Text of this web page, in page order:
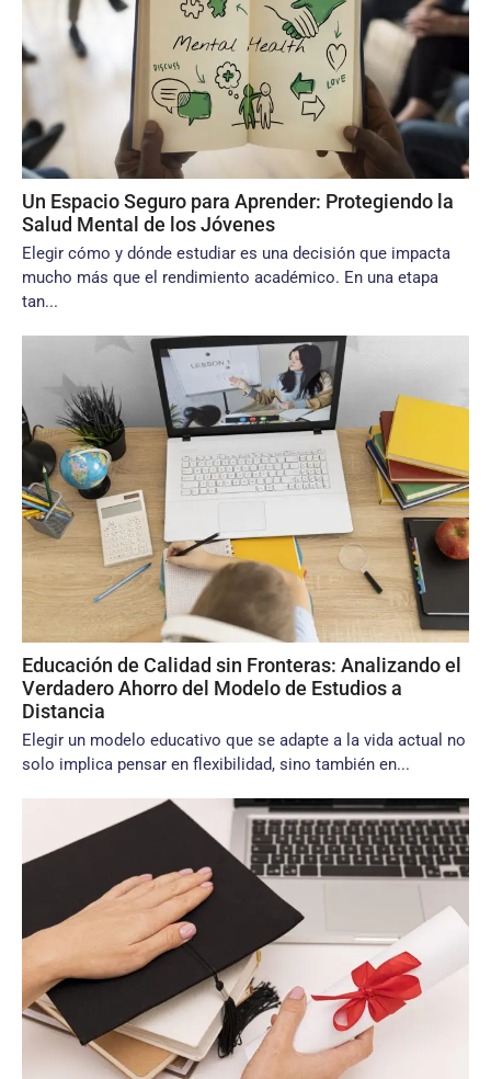
Un Espacio Seguro para Aprender: Protegiendo la
Salud Mental de los Jóvenes
Elegir cómo y dónde estudiar es una decisión que impacta
mucho más que el rendimiento académico. En una etapa
tan...
Educación de Calidad sin Fronteras: Analizando el
Verdadero Ahorro del Modelo de Estudios a
Distancia
Elegir un modelo educativo que se adapte a la vida actual no
solo implica pensar en flexibilidad, sino también en...